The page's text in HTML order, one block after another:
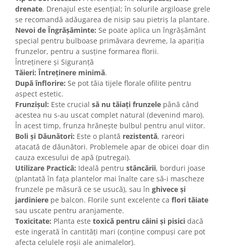
drenate. Drenajul este esențial; în solurile argiloase grele
se recomandă adăugarea de nisip sau pietriș la plantare.
Nevoi de Îngrășăminte: Se poate aplica un îngrășământ
special pentru bulboase primăvara devreme, la apariția
frunzelor, pentru a susține formarea florii.
Întreținere și Siguranță
Tăieri: Întreținere minimă.
După înflorire: Se pot tăia tijele florale ofilite pentru
aspect estetic.
Frunzișul: Este crucial să nu tăiați frunzele până când
acestea nu s-au uscat complet natural (devenind maro).
În acest timp, frunza hrănește bulbul pentru anul viitor.
Boli și Dăunători: Este o plantă rezistentă, rareori
atacată de dăunători. Problemele apar de obicei doar din
cauza excesului de apă (putregai).
Utilizare Practică: Ideală pentru stâncării, borduri joase
(plantată în fața plantelor mai înalte care să-i mascheze
frunzele pe măsură ce se usucă), sau în ghivece și
jardiniere pe balcon. Florile sunt excelente ca flori tăiate
sau uscate pentru aranjamente.
Toxicitate: Planta este toxică pentru câini și pisici dacă
este ingerată în cantități mari (conține compuși care pot
afecta celulele roșii ale animalelor).